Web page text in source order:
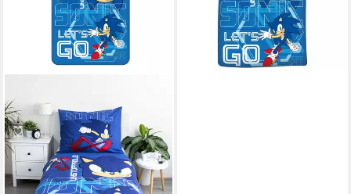
36,95 € 49,95 €
lieferbar - in 4-5 Werktagen bei dir